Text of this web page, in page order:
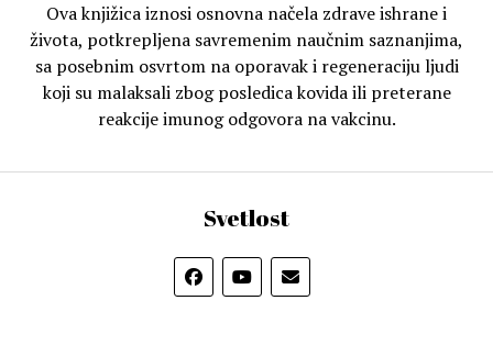
Ova knjižica iznosi osnovna načela zdrave ishrane i
života, potkrepljena savremenim naučnim saznanjima,
sa posebnim osvrtom na oporavak i regeneraciju ljudi
koji su malaksali zbog posledica kovida ili preterane
reakcije imunog odgovora na vakcinu.
Svetlost